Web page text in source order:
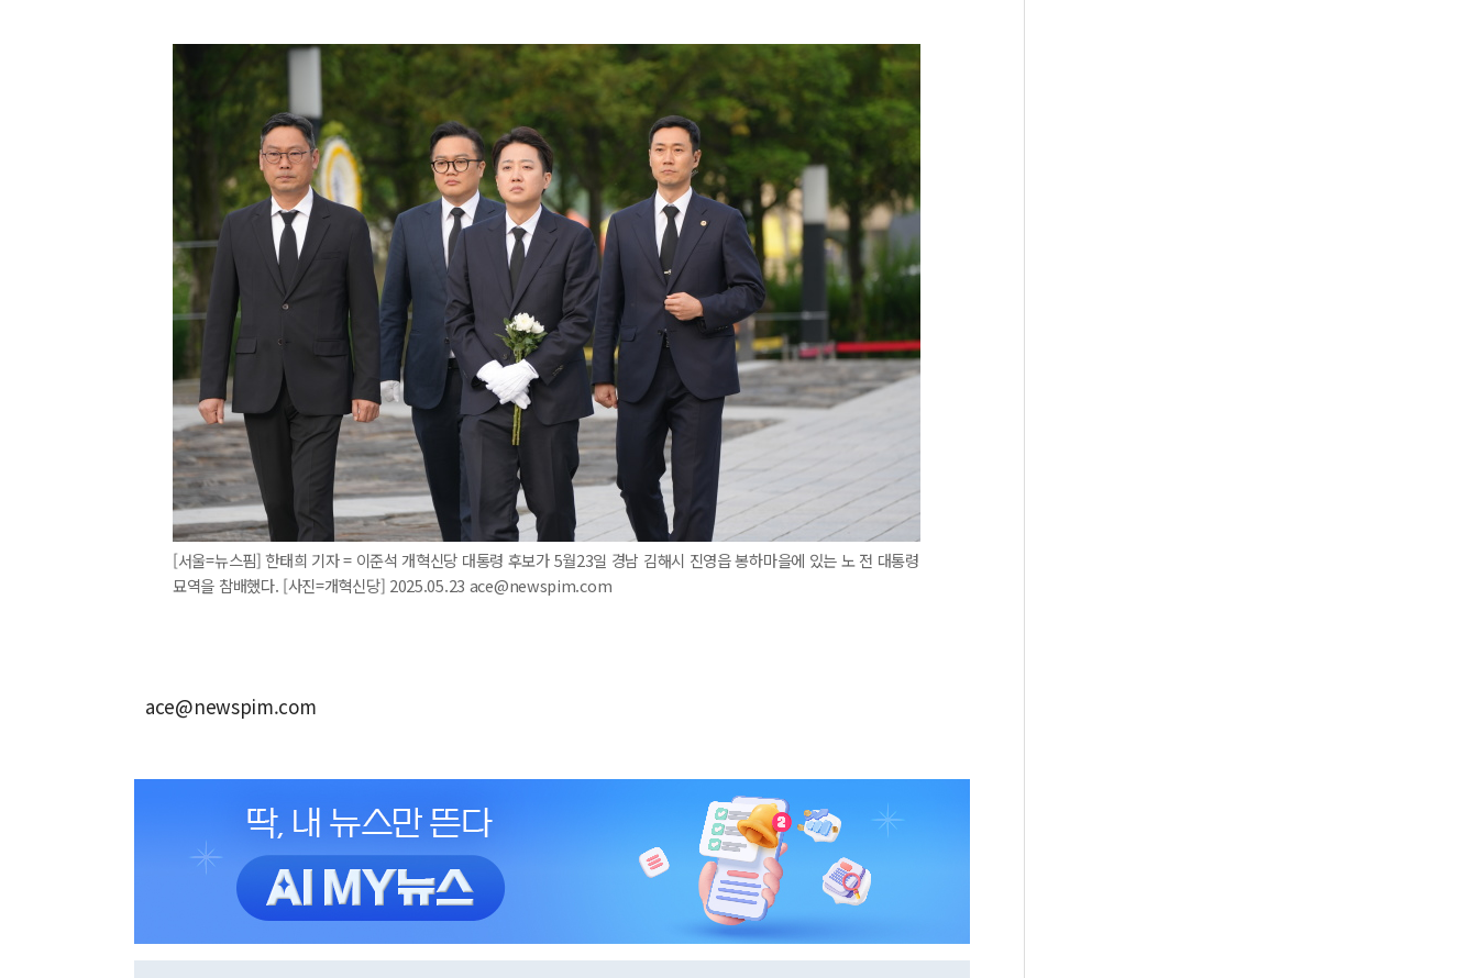
[서울=뉴스핌] 한태희 기자 = 이준석 개혁신당 대통령 후보가 5월23일 경남 김해시 진영읍 봉하마을에 있는 노 전 대통령
묘역을 참배했다. [사진=개혁신당] 2025.05.23 ace@newspim.com
ace@newspim.com